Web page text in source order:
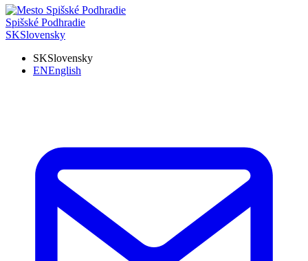
Spišské Podhradie
SKSlovensky
SKSlovensky
ENEnglish